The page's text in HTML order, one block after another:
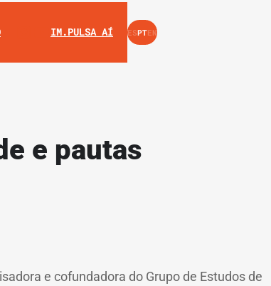
INSTAGRAM
YOUTUBE
IM.PULSA AÍ ESPTEN
e pautas
e cofundadora do Grupo de Estudos de